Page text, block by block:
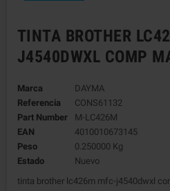
TINTA BROTHER
J4540DWXL COMP
Marca
DAYMA
Referencia
CONS61132
Part Number
M-LC426M
EAN
4010010673145
Peso
0.250000 Kg
Estado
Nuevo
tinta brother lc426m mfc-j4540dwxl